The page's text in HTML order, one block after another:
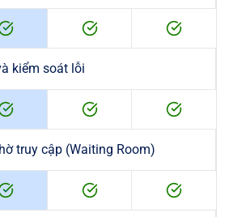
kiểm soát lỗi
truy cập (Waiting Room)